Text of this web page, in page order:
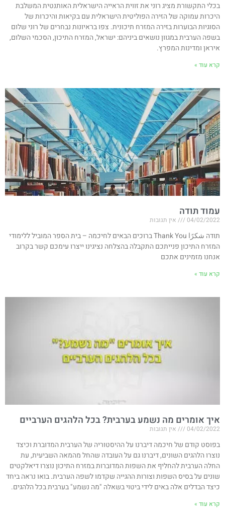
בכלי התקשורת מציג רוני את זווית הראייה הישראלית האותנטית המשלבת
היכרות עמוקה של הזירה הפוליטית הישראלית עם בקיאות והיכרות של
הסוגיות הבוערות בזירה המזרח תיכונית. צפו בראיונות נבחרים של רוני שלום
בשפה הערבית במגוון נושאים ביניהם: ישראל, המזרח התיכון, הסכמי השלום,
איראן ומדינות המפרץ.
קרא עוד »
עמוד תודה
04/02/2022 אין תגובות
תודה شكرًا Thank You ברוכים הבאים לחיכמה – בית הספר המוביל ללימודי
המזרח התיכון פנייתכם התקבלה בהצלחה נציגינו ייצרו עימכם קשר בקרוב
אנחנו מזמינים אתכם
קרא עוד »
איך אומרים מה נשמע בערבית? בכל הלהגים הערביים
04/02/2022 אין תגובות
בפוסט קודם של חיכמה דיברנו על ההיסטוריה של הערבית המדוברת וכיצד
נוצרו הלהגים השונים, דיברנו גם על העובדה שהחל מהמאה השביעית, עת
החלה הערבית להחליף את השפות המדוברות במזרח התיכון נוצרו דיאלקטים
שונים על בסיס השפות וצורות ההגייה שקדמו לשפה הערבית. בואו נראה ביחד
כיצד הבדלים אלה באים לידי ביטוי בשאלה "מה נשמע" בערבית בכל הלהגים.
קרא עוד »